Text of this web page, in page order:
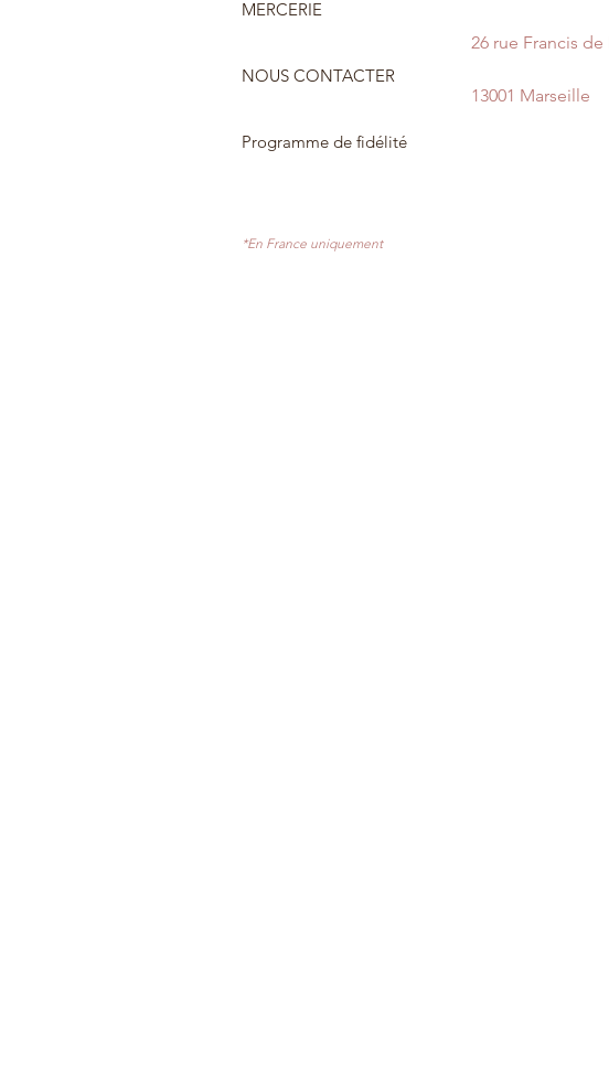
MERCERIE
NOUS CONTACTER
Programme de fidélité
26 rue Francis de
13001 Marseille
*En France uniquement